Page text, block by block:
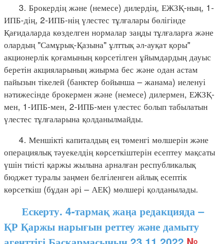
3. Брокердің және (немесе) дилердің, ЕЖЗҚ-ның, 1-
ИПБ-дің, 2-ИПБ-нің үлестес тұлғалары бөлігінде
Қағидаларда көзделген нормалар заңды тұлғаларға және
олардың "Самұрық-Қазына" ұлттық әл-ауқат қоры"
акционерлік қоғамының көрсетілген ұйымдардың дауыс
беретін акцияларының жиырма бес және одан астам
пайызын тікелей (банктер бойынша – жанама) иеленуі
нәтижесінде брокермен және (немесе) дилермен, ЕЖЗҚ-
мен, 1-ИПБ-мен, 2-ИПБ-мен үлестес болып табылатын
үлестес тұлғаларына қолданылмайды.
4. Меншікті капиталдың ең төменгі мөлшерін және
операциялық тәуекелдің көрсеткіштерін есептеу мақсаты
үшін тиісті қаржы жылына арналған республикалық
бюджет туралы заңмен белгіленген айлық есептік
көрсеткіш (бұдан әрі – АЕК) мөлшері қолданылады.
Ескерту. 4-тармақ жаңа редакцияда –
ҚР Қаржы нарығын реттеу және дамыту